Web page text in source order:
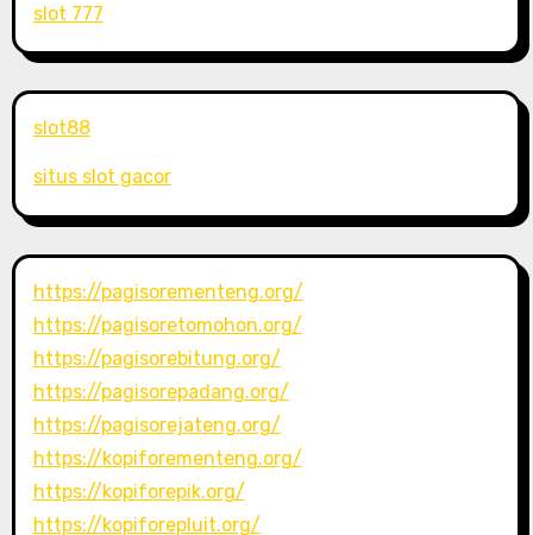
slot 777
slot88
situs slot gacor
https://pagisorementeng.org/
https://pagisoretomohon.org/
https://pagisorebitung.org/
https://pagisorepadang.org/
https://pagisorejateng.org/
https://kopiforementeng.org/
https://kopiforepik.org/
https://kopiforepluit.org/